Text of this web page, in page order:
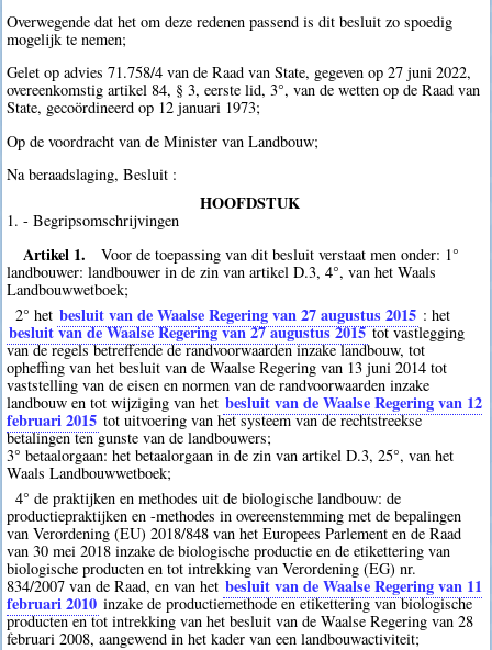
Overwegende dat het om deze redenen passend is dit besluit zo spoedig
mogelijk te nemen;
Gelet op advies 71.758/4 van de Raad van State, gegeven op 27 juni 2022,
overeenkomstig artikel 84, § 3, eerste lid, 3°, van de wetten op de Raad van
State, gecoördineerd op 12 januari 1973;
Op de voordracht van de Minister van Landbouw;
Na beraadslaging, Besluit :
HOOFDSTUK
1. - Begripsomschrijvingen
Artikel 1.
Voor de toepassing van dit besluit verstaat men onder: 1°
landbouwer: landbouwer in de zin van artikel D.3, 4°, van het Waals
Landbouwwetboek;
2° het besluit van de Waalse Regering van 27 augustus 2015 : het
besluit van de Waalse Regering van 27 augustus 2015tot vastlegging
van de regels betreffende de randvoorwaarden inzake landbouw, tot
opheffing van het besluit van de Waalse Regering van 13 juni 2014 tot
vaststelling van de eisen en normen van de randvoorwaarden inzake
landbouw en tot wijziging van het besluit van de Waalse Regering van 12
februari 2015 tot uitvoering van het systeem van de rechtstreekse
betalingen ten gunste van de landbouwers;
3° betaalorgaan: het betaalorgaan in de zin van artikel D.3, 25°, van het
Waals Landbouwwetboek;
4° de praktijken en methodes uit de biologische landbouw: de
productiepraktijken en -methodes in overeenstemming met de bepalingen
van Verordening (EU) 2018/848 van het Europees Parlement en de Raad
van 30 mei 2018 inzake de biologische productie en de etikettering van
biologische producten en tot intrekking van Verordening (EG) nr.
834/2007 van de Raad, en van het besluit van de Waalse Regering van 11
februari 2010 inzake de productiemethode en etikettering van biologische
producten en tot intrekking van het besluit van de Waalse Regering van 28
februari 2008, aangewend in het kader van een landbouwactiviteit;